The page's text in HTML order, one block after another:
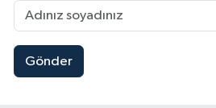
Gönder